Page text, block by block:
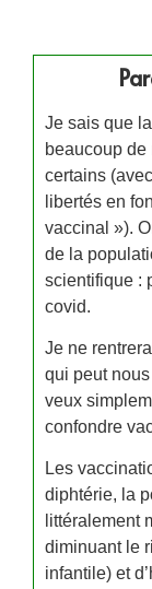
Je sais que
beaucoup
certains
libertés en
vaccinal »).
de la
scientifique :
covid.
Je ne
qui peut
veux
confondre
Les
diphtérie, la
littéralement
diminuant le
infantile) et